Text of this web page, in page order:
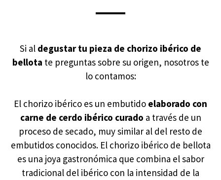
Si al degustar tu pieza de chorizo ibérico de
bellota te preguntas sobre su origen, nosotros te
lo contamos:
El chorizo ibérico es un embutido elaborado con
carne de cerdo ibérico curado a través de un
proceso de secado, muy similar al del resto de
embutidos conocidos. El chorizo ibérico de bellota
es una joya gastronómica que combina el sabor
tradicional del ibérico con la intensidad de la